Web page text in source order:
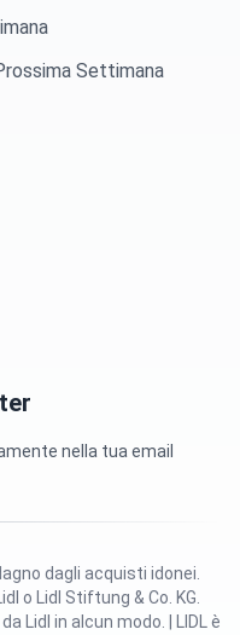
Settimana
nella tua email
o Lidl Stiftung & Co. KG.
Lidl in alcun modo. | LIDL è
dagli acquisti idonei.